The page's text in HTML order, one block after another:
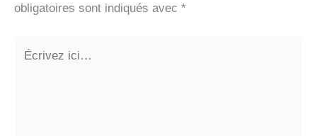
obligatoires sont indiqués avec *